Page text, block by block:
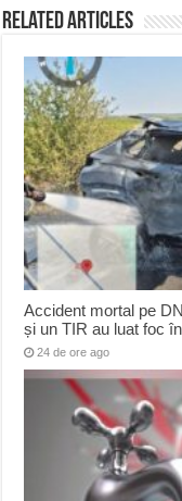
Related Articles
Accident mortal pe
și un TIR au luat foc
24 de ore ago